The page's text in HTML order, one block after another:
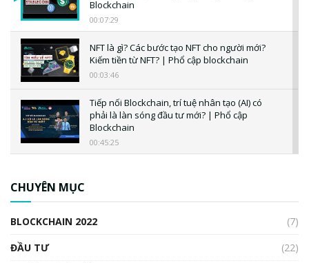
Blockchain
00:07:29
NFT là gì? Các bước tạo NFT cho người mới?
Kiếm tiền từ NFT? | Phổ cập blockchain
00:03:46
Tiếp nối Blockchain, trí tuệ nhân tạo (AI) có
phải là làn sóng đầu tư mới? | Phổ cập
Blockchain
00:45:25
CHUYÊN MỤC
BLOCKCHAIN 2022
(7)
ĐẦU TƯ
(22)